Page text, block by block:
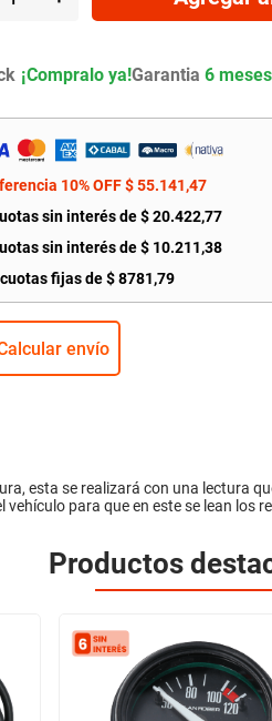
Garantia 6
10% OFF$55.141,47
sin interés de$20.422,77
sin interés de$ 10.211,38
cuotas fijas de$8781,79
envío
esta se realizará con una lectura
para que en este se lean
Productos